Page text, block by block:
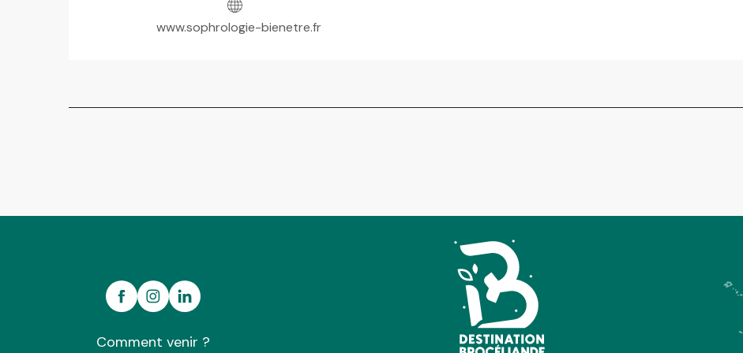
www.sophrologie-bienetre.fr
Comment venir ?